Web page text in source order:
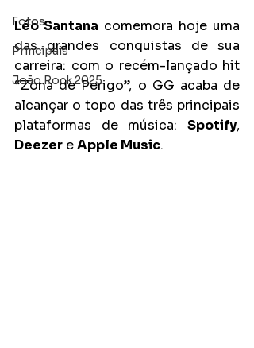
Fotos
Principais
João Rock 2025
Léo Santana comemora hoje uma
das grandes conquistas de sua
carreira: com o recém-lançado hit
“Zona de Perigo”, o GG acaba de
alcançar o topo das três principais
plataformas de música: Spotify
Deezer e Apple Music.